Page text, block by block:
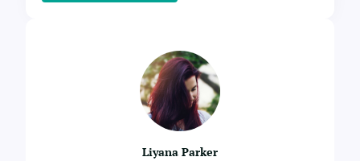
a
s
e
r
t
i
f
Liyana Parker